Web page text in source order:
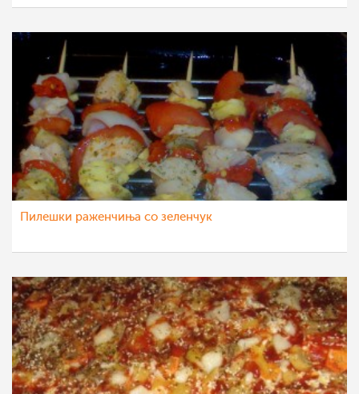
Пилешки раженчиња со зеленчук